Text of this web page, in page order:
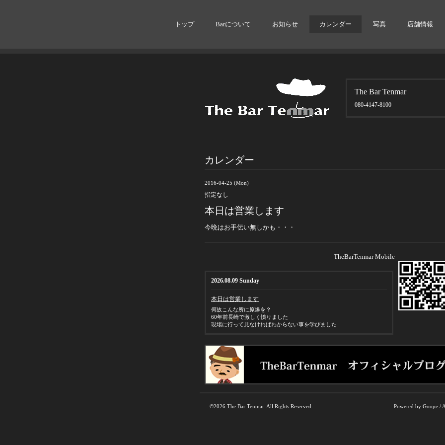
トップ Barについて お知らせ カレンダー 写真 店舗情報
The Bar Tenmar
080-4147-8100
カレンダー
2016-04-25 (Mon)
指定なし
本日は営業します
今晩はお手伝い無しかも・・・
2026.08.09 Sunday
本日は営業します
何故こんな所に原爆を？
60年前長崎で激しく憤りました
現場に行って見なければわからない事を学びました
TheBarTenmar Mobile
©2026 The Bar Tenmar. All Rights Reserved. Powered by Goope /